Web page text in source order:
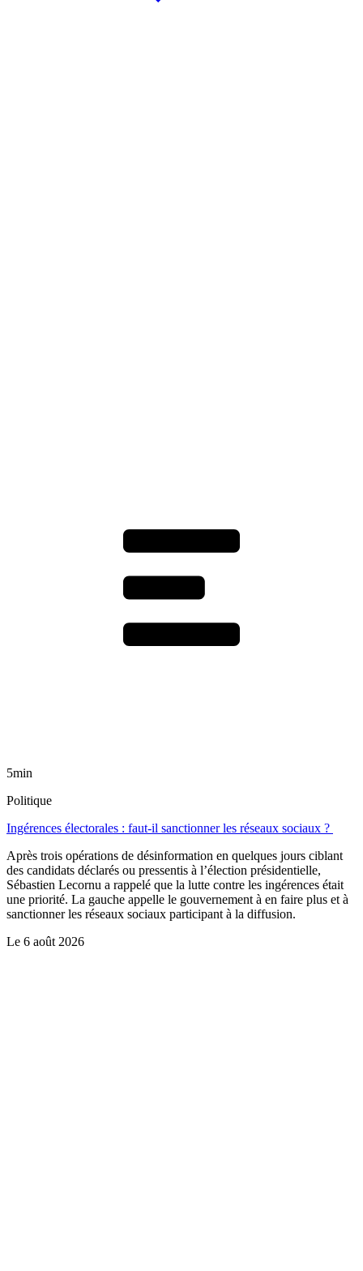
5min
Politique
Ingérences électorales : faut-il sanctionner les réseaux sociaux ?
Après trois opérations de désinformation en quelques jours ciblant
des candidats déclarés ou pressentis à l’élection présidentielle,
Sébastien Lecornu a rappelé que la lutte contre les ingérences était
une priorité. La gauche appelle le gouvernement à en faire plus et à
sanctionner les réseaux sociaux participant à la diffusion.
Le 6 août 2026